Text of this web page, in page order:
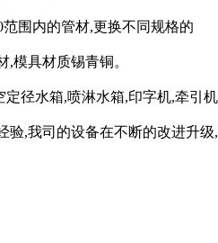
范围内的管材,更换不同规格的
模具材质锡青铜。
径水箱,喷淋水箱,印字机,牵引机
验,我司的设备在不断的改进升级